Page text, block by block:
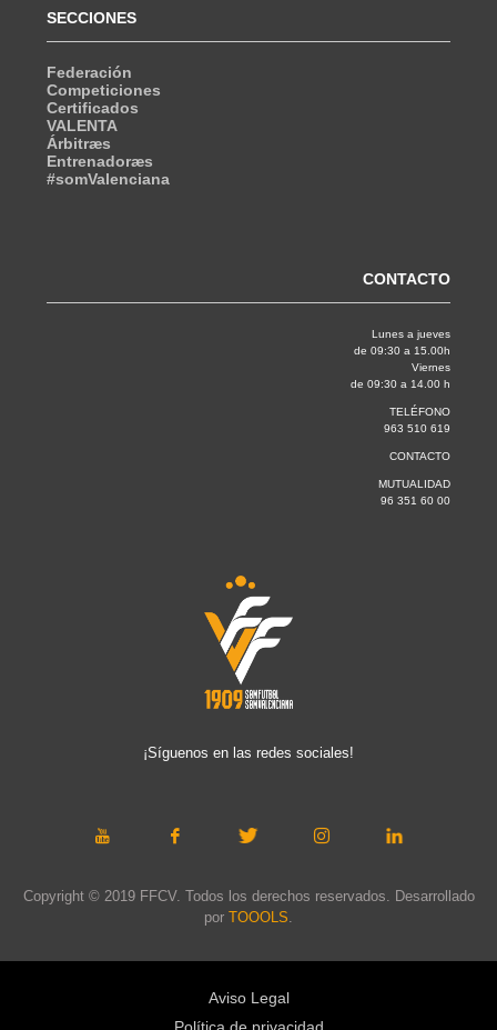
SECCIONES
Federación
Competiciones
Certificados
VALENTA
Árbitræs
Entrenadoræs
#somValenciana
CONTACTO
Lunes a jueves
de 09:30 a 15.00h
Viernes
de 09:30 a 14.00 h
TELÉFONO
963 510 619
CONTACTO
MUTUALIDAD
96 351 60 00
¡Síguenos en las redes sociales!
Copyright © 2019 FFCV. Todos los derechos reservados. Desarrollado
por TOOOLS
Aviso Legal
Política de privacidad